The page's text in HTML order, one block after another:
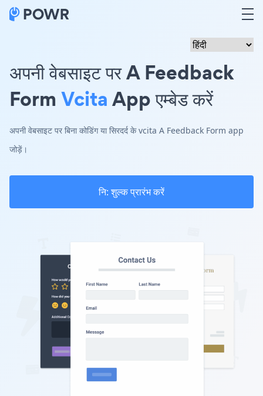
अपनी वेबसाइट पर A Feedback
Form VcitaApp एम्बेड करें
अपनी वेबसाइट पर बिना कोडिंग या सिरदर्द के vcita A Feedback Form app
जोड़ें।
नि: शुल्क प्रारंभ करें